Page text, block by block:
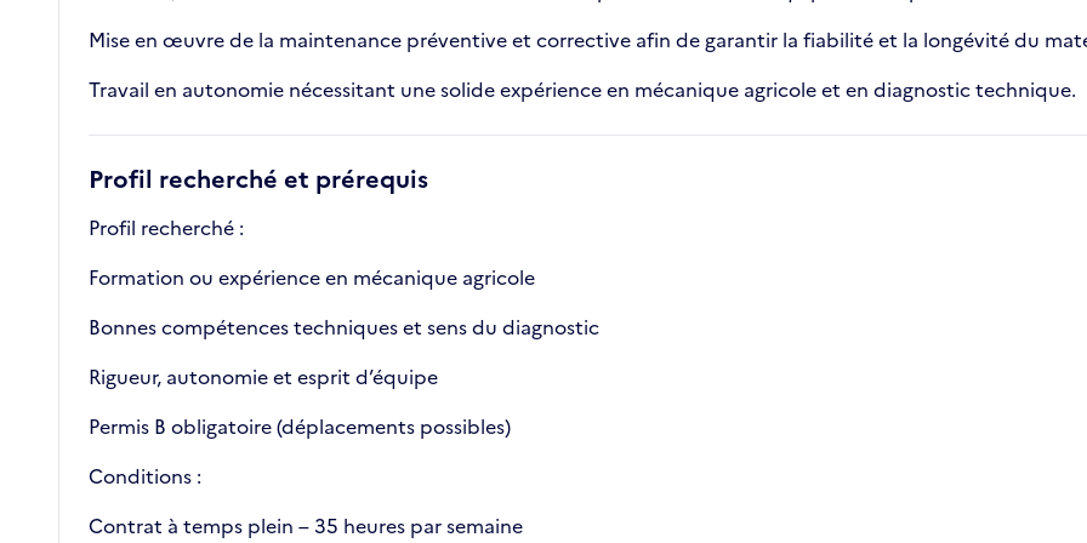
Mise en œuvre de la maintenance préventive et corrective afin de garantir la fiabilité et la longévité du
Travail en autonomie nécessitant une solide expérience en mécanique agricole et en diagnostic technique.
Profil recherché et prérequis
Profil recherché :
Formation ou expérience en mécanique agricole
Bonnes compétences techniques et sens du diagnostic
Rigueur, autonomie et esprit d’équipe
Permis B obligatoire (déplacements possibles)
Conditions :
Contrat à temps plein – 35 heures par semaine